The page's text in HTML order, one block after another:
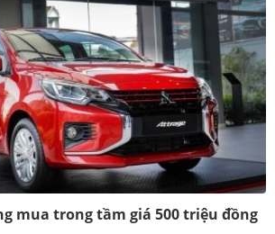
mua trong tầm giá 500 triệu đồng